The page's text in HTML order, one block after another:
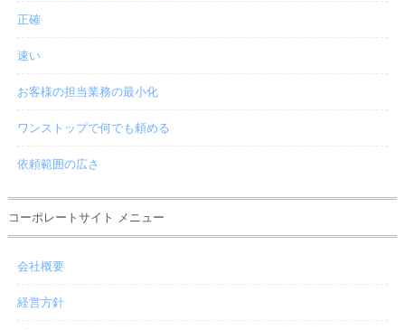
正確
速い
お客様の担当業務の最小化
ワンストップで何でも頼める
依頼範囲の広さ
コーポレートサイト メニュー
会社概要
経営方針